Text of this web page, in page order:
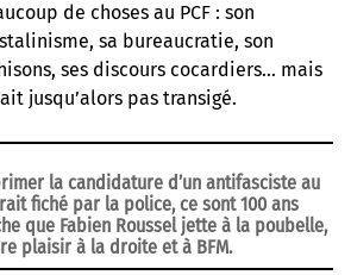
de choses au PCF : son
sa bureaucratie, son
ses discours cocardiers… mais
jusqu’alors pas transigé.
la candidature d’un antifasciste au
fiché par la police, ce sont 100 ans
que Fabien Roussel jette à la poubelle,
plaisir à la droite et à BFM.